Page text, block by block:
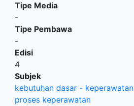
Tipe Media
-
Tipe Pembawa
-
Edisi
4
Subjek
kebutuhan dasar - keperawatan
proses keperawatan